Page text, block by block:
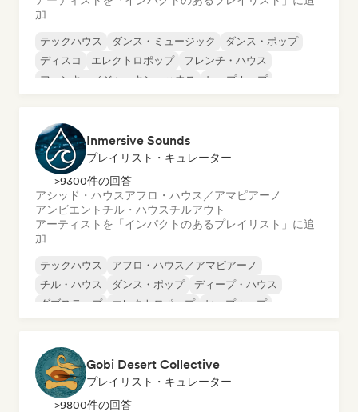
加
テックハウス ダンス・ミュージック
ダンス・ポップ
ディスコ
エレクトロポップ
フレンチ・ハウス
ファンキー／ジャッキン・ハウス
ヒップホップ
Inmersive Sounds
プレイリスト・キュレーター
>9300件の回答
アシッド・ハウスアフロ・ハウス／アマピアーノ
アンビエント チル・ハウスチルアウト
アーティストを「インパクトのあるプレイリスト」に追
加
テックハウス
アフロ・ハウス／アマピアーノ
チル・ハウス
ダンス・ポップ
ディープ・ハウス
ダブステップ
エレクトロポップ ヒップホップ
Gobi Desert Collective
プレイリスト・キュレーター
>9800件の回答